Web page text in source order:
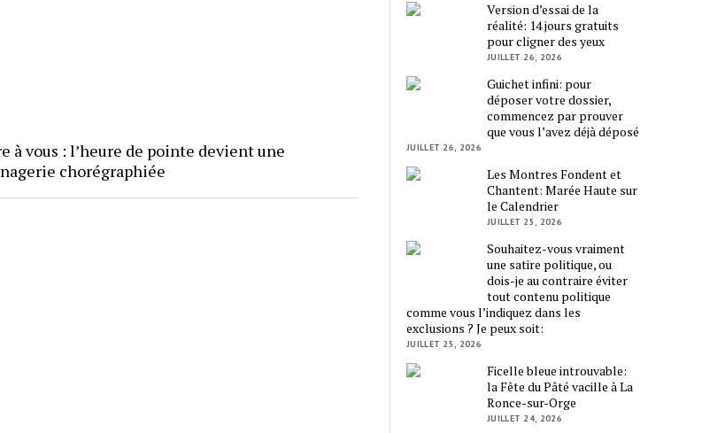
à vous : l’heure de pointe devient une
chorégraphiée
Version d’essai de la
réalité: 14 jours gratuits
pour cligner des yeux
JUILLET 26, 2026
Guichet infini: pour
déposer votre dossier,
commencez par prouver
que vous l’avez déjà déposé
JUILLET 26, 2026
Les Montres Fondent et
Chantent: Marée Haute sur
le Calendrier
JUILLET 25, 2026
Souhaitez-vous vraiment
une satire politique, ou
dois-je au contraire éviter
tout contenu politique
comme vous l’indiquez dans les
exclusions ? Je peux soit:
JUILLET 25, 2026
Ficelle bleue introuvable:
la Fête du Pâté vacille à La
Ronce-sur-Orge
JUILLET 24, 2026